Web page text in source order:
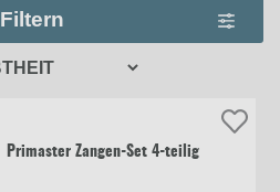
Filtern
Primaster Zangen-Set 4-teilig